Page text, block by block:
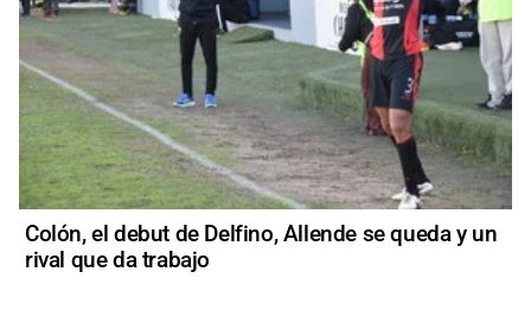
Colón, el debut de Delfino, Allende se queda y un
rival que da trabajo